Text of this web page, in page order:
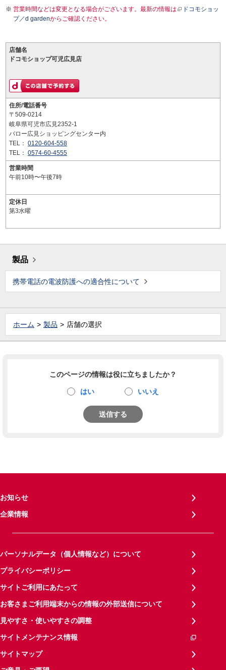
営業時間などは変更となる場合がございます。最新の情報は
ドコモショッ
プ／d gardenからご確認ください。
店舗名
ドコモショップ可児広見店
住所/電話番号
〒509-0214
岐阜県可児市広見2352-1
バロー広見ショッピングセンター内
TEL： 0120-604-558
TEL： 0574-60-4555
営業時間
午前10時〜午後7時
定休日
第3水曜
製品
携帯電話の電波防護への適合性について
ホーム 製品 店舗の選択
このページの情報は役に立ちましたか？
はい いいえ
送信する
お知らせ
企業情報
パーソナルデータ（個人情報など）について
プライバシーポリシー
サイトご利用にあたって
お客さまご利用端末からの情報の外部送信について
見やすさ・使いやすさの調整
サイトメンテナンス情報
サイトマップ